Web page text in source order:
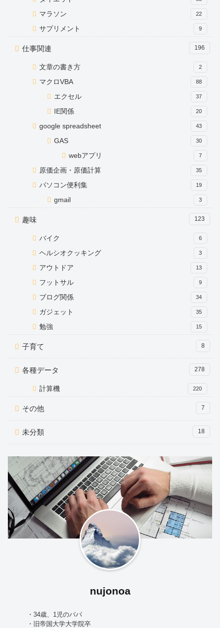
マラソン 22
サプリメント 9
仕事関連 196
文章の書き方 2
マクロVBA 88
エクセル 37
IE関係 20
google spreadsheet 43
GAS 30
webアプリ 7
原価企画・原価計算 35
パソコン便利集 19
gmail 3
趣味 123
バイク 6
ヘルシオクッキング 3
アウトドア 13
フットサル 9
ブログ関係 34
ガジェット 35
勉強 15
子育て 8
各種データ 278
計算機 220
その他 7
未分類 18
nujonoa
・34歳、1児のパパ
・旧帝国大学大学院卒